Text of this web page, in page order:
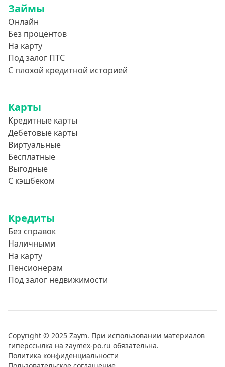
Займы
Онлайн
Без процентов
На карту
Под залог ПТС
С плохой кредитной историей
Карты
Кредитные карты
Дебетовые карты
Виртуальные
Бесплатные
Выгодные
С кэшбеком
Кредиты
Без справок
Наличными
На карту
Пенсионерам
Под залог недвижимости
Copyright © 2025 Zaym. При использовании материалов
гиперссылка на zaymex-po.ru обязательна.
Политика конфиденциальности